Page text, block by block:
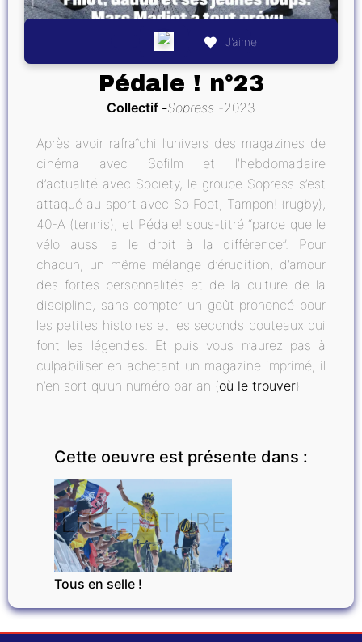
J’aime
Pédale ! n°23
Collectif Sopress 2023
Après avoir rafraîchi l’univers des magazines de
cinéma avec Sofilm et l’hebdomadaire
d’actualité avec Society, le groupe Sopress s’est
attaqué au sport avec So Foot, Tampon! (rugby),
40-A (tennis), et Pédale! sous-titré “parce que le
vélo aussi a le droit à la différence”. Pour
chacun, un même mélange d’érudition, d’amour
des fortes personnalités et de la culture de la
discipline, sans compter un goût prononcé pour
les petites histoires et les seconds couteaux qui
font les légendes. Et puis vous n’aurez pas à
culpabiliser en achetant un magazine imprimé, il
n’en sort qu’un numéro par an (où le trouver)
Cette oeuvre est présente dans :
LITTÉRATURE
Tous en selle !